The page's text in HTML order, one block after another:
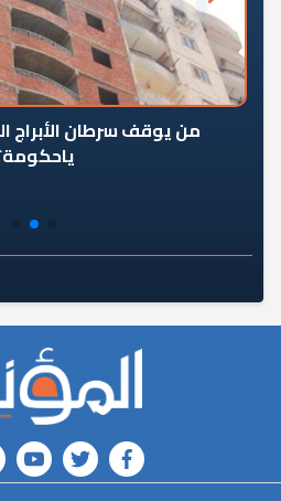
من يوقف سرطان الأبراج
FACEBOOK
twitter